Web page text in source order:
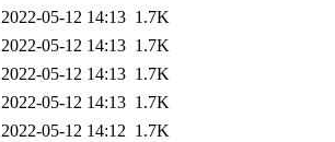
2022-05-12 14:13 1.7K
2022-05-12 14:13 1.7K
2022-05-12 14:13 1.7K
2022-05-12 14:13 1.7K
2022-05-12 14:12 1.7K